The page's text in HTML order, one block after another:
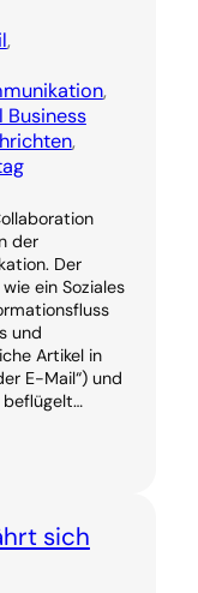
,
,
Business
,
der
Der
ein Soziales
und
Artikel in
E-Mail“) und
beflügelt…
sich